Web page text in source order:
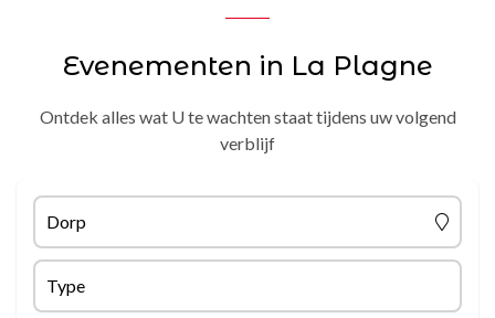
Evenementen in La Plagne
Ontdek alles wat U te wachten staat tijdens uw volgend
verblijf
Dorp
Type